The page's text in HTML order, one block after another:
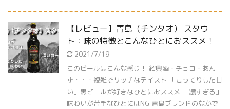
【レビュー】青島（チンタオ） スタウ
ト：味の特徴とこんなひとにおススメ！
2021/7/19
このビールはこんな感じ！ 紹興酒・チョコ・あん
ず・・・複雑でリッチなテイスト 「こってりした甘
い」黒ビールが好きなひとにおススメ 「濃すぎる」
味わいが苦手なひとにはNG 青島ブランドのなかで